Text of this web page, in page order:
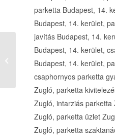
kertihobbi Grill, kert,
szabadidő minden
mennyiségben